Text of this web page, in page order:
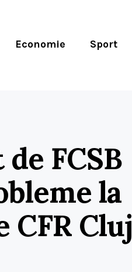
Economie Sport
FCSB
la
CFR Cluj